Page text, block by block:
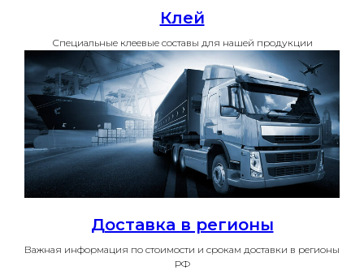
Клей
Специальные клеевые составы для нашей продукции
Доставка в регионы
Важная информация по стоимости и срокам доставки в регионы
РФ